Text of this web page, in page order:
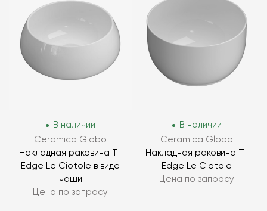
В наличии
Ceramica Globo
Накладная раковина T-
Edge Le Ciotole в виде
чаши
Цена по запросу
В наличии
Ceramica Globo
Накладная раковина T-
Edge Le Ciotole
Цена по запросу